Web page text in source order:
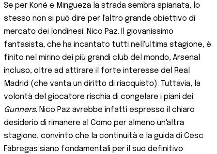
Se per Koné e Mingueza la strada sembra spianata, lo
stesso non si può dire per l'altro grande obiettivo di
mercato dei londinesi: Nico Paz. Il giovanissimo
fantasista, che ha incantato tutti nell'ultima stagione, è
finito nel mirino dei più grandi club del mondo, Arsenal
incluso, oltre ad attirare il forte interesse del Real
Madrid (che vanta un diritto di riacquisto). Tuttavia, la
volontà del giocatore rischia di congelare i piani dei
Gunners. Nico Paz avrebbe infatti espresso il chiaro
desiderio di rimanere al Como per almeno un'altra
stagione, convinto che la continuità e la guida di Cesc
Fàbregas siano fondamentali per il suo definitivo